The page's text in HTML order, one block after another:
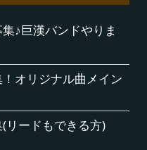
♪巨漢バンドやりま
オリジナル曲メイン
リードもできる方)